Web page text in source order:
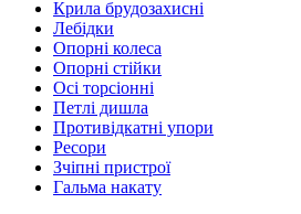
Крила брудозахисні
Лебідки
Опорні колеса
Опорні стійки
Осі торсіонні
Петлі дишла
Противідкатні упори
Ресори
Зчіпні пристрої
Гальма накату